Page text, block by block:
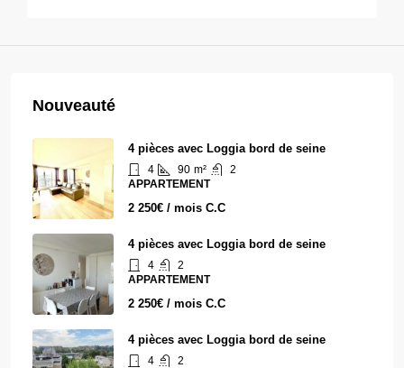
Nouveauté
4 pièces avec Loggia bord de seine
4 90 m²
2
APPARTEMENT
2 250€ / mois C.C
4 pièces avec Loggia bord de seine
4
2
APPARTEMENT
2 250€ / mois C.C
4 pièces avec Loggia bord de seine
4
2